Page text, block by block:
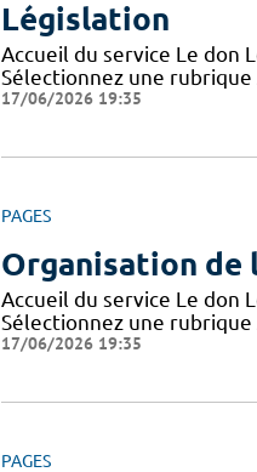
Législation
Accueil du service Le don
Sélectionnez une
17/06/2026 19:35
PAGES
Organisation
Accueil du service Le don
Sélectionnez une
17/06/2026 19:35
PAGES